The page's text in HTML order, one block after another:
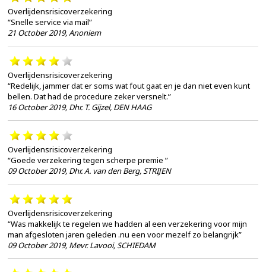
Overlijdensrisicoverzekering
“Snelle service via mail”
21 October 2019,Anoniem
Overlijdensrisicoverzekering
“Redelijk, jammer dat er soms wat fout gaat en je dan niet even kunt
bellen. Dat had de procedure zeker versnelt.”
16 October 2019, Dhr. T. Gijzel, DEN HAAG
Overlijdensrisicoverzekering
“Goede verzekering tegen scherpe premie ”
09 October 2019, Dhr. A. van den Berg, STRIJEN
Overlijdensrisicoverzekering
“Was makkelijk te regelen we hadden al een verzekering voor mijn
man afgesloten jaren geleden .nu een voor mezelf zo belangrijk”
09 October 2019, Mevr. Lavooi, SCHIEDAM